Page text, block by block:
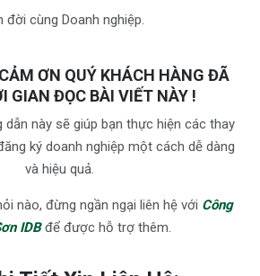
cùng Doanh nghiệp.
ƠN QUÝ KHÁCH HÀNG ĐÃ
GIAN ĐỌC BÀI VIẾT NÀY !
dẫn này sẽ giúp bạn thực hiện các thay
ký doanh nghiệp một cách dễ dàng
và hiệu quả.
nào, đừng ngần ngại liên hệ với Công
IDBđể được hỗ trợ thêm.